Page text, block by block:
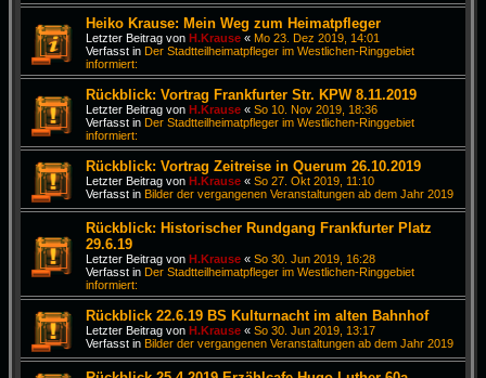
Heiko Krause: Mein Weg zum Heimatpfleger
Letzter Beitrag von H.Krause « Mo 23. Dez 2019, 14:01
Verfasst in Der Stadtteilheimatpfleger im Westlichen-Ringgebiet
informiert:
Rückblick: Vortrag Frankfurter Str. KPW 8.11.2019
Letzter Beitrag von H.Krause « So 10. Nov 2019, 18:36
Verfasst in Der Stadtteilheimatpfleger im Westlichen-Ringgebiet
informiert:
Rückblick: Vortrag Zeitreise in Querum 26.10.2019
Letzter Beitrag von H.Krause « So 27. Okt 2019, 11:10
Verfasst in Bilder der vergangenen Veranstaltungen ab dem Jahr 2019
Rückblick: Historischer Rundgang Frankfurter Platz
29.6.19
Letzter Beitrag von H.Krause « So 30. Jun 2019, 16:28
Verfasst in Der Stadtteilheimatpfleger im Westlichen-Ringgebiet
informiert:
Rückblick 22.6.19 BS Kulturnacht im alten Bahnhof
Letzter Beitrag von H.Krause « So 30. Jun 2019, 13:17
Verfasst in Bilder der vergangenen Veranstaltungen ab dem Jahr 2019